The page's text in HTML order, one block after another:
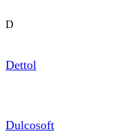
D
Dettol
Dulcosoft